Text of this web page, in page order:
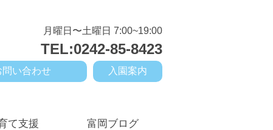
月曜日〜土曜日 7:00~19:00
TEL:0242-85-8423
入園案内
問い合わせ
て支援 富岡ブログ